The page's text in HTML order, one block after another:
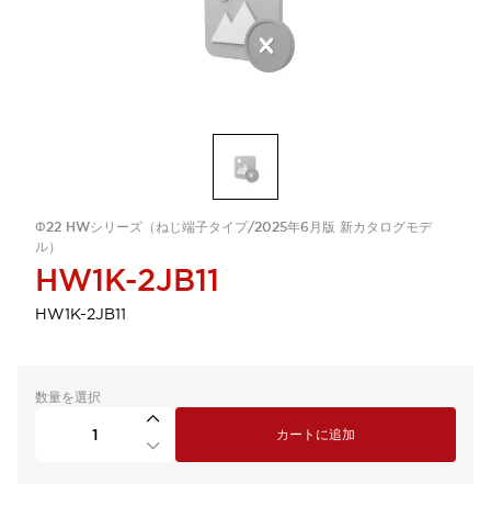
Φ22 HWシリーズ（ねじ端子タイプ/2025年6月版 新カタログモデ
ル）
HW1K-2JB11
HW1K-2JB11
数量を選択
カートに追加